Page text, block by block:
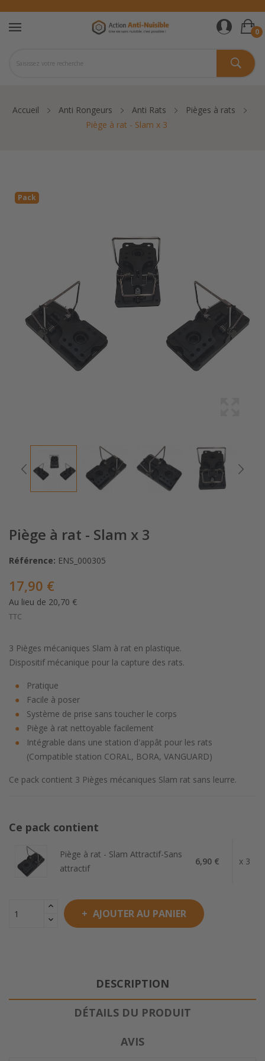
0
Accueil Anti Rongeurs Anti Rats
Pièges à rats
Piège à rat - Slam x 3
Pack
Piège à rat - Slam x 3
Référence: ENS_000305
17,90 €
Au lieu de 20,70 €
TTC
3 Pièges mécaniques Slam à rat en plastique.
Dispositif mécanique pour la capture des rats.
Pratique
Facile à poser
Système de prise sans toucher le corps
Piège à rat nettoyable facilement
Intégrable dans une station d'appât pour les rats
(Compatible station CORAL, BORA, VANGUARD)
Ce pack contient 3 Pièges mécaniques Slam rat sans leurre.
Ce pack contient
Piège à rat - Slam Attractif-Sans
attractif
6,90 € x 3
AJOUTER AU PANIER
DESCRIPTION
DÉTAILS DU PRODUIT
AVIS